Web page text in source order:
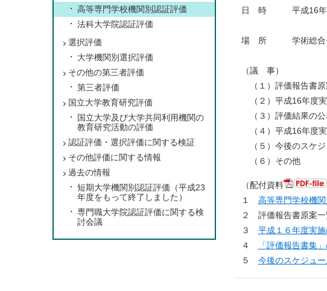
日 時 平成16年12
場 所 学術総合
（議 事）
（１）評価報告書原
（２）平成16年度実
（３）評価結果の公
（４）平成16年度実
（５）今後のスケジ
（６）その他
（配付資料
１ 高等専門学校機
２ 評価報告書原案一
３ 平成１６年度実
４
「評価報告書集
５ 今後のスケジュー
高等専門学校機関別認証評価
法科大学院認証評価
選択評価
大学機関別選択評価
その他の第三者評価
第三者評価
国立大学教育研究評価
国立大学及び大学共同利用機関の
教育研究活動の評価
認証評価・選択評価に関する検証
その他評価に関する情報
過去の情報
短期大学機関別認証評価（平成23
年度をもって終了しました）
専門職大学院認証評価に関する検
討会議